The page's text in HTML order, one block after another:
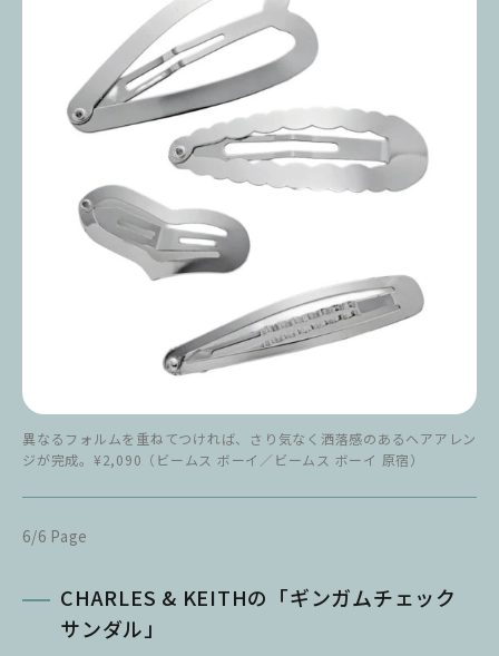
異なるフォルムを重ねてつければ、さり気なく洒落感のあるヘアアレン
ジが完成。¥2,090（ビームス ボーイ／ビームス ボーイ 原宿）
6/6 Page
CHARLES & KEITHの「ギンガムチェック
サンダル」